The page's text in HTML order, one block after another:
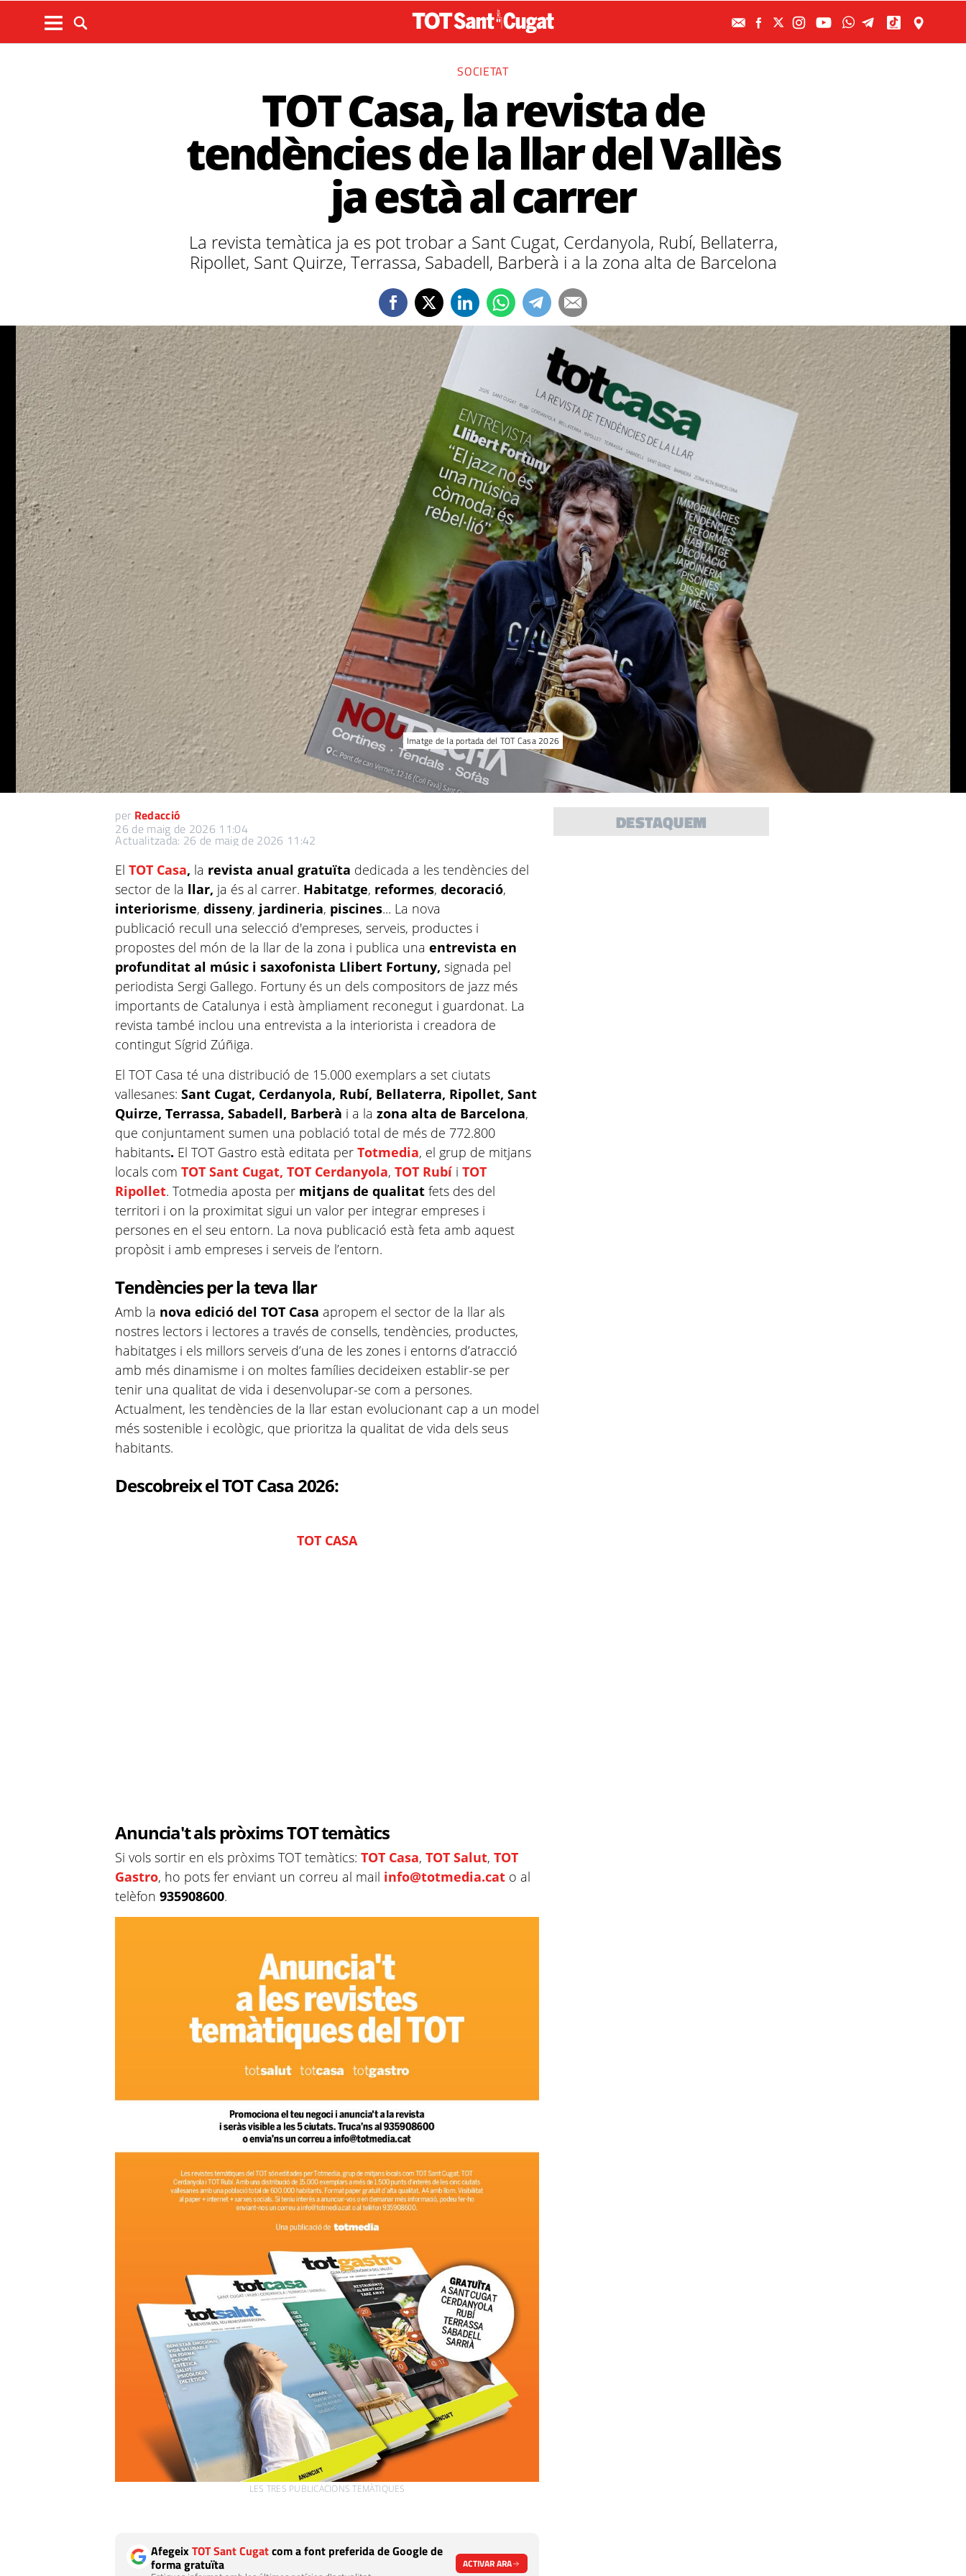
SOCIETAT
TOT Casa, la revista de
tendències de la llar del Vallès
ja està al carrer
La revista temàtica ja es pot trobar a Sant Cugat, Cerdanyola, Rubí, Bellaterra,
Ripollet, Sant Quirze, Terrassa, Sabadell, Barberà i a la zona alta de Barcelona
Imatge de la portada del TOT Casa 2026
per Redacció
26 de maig de 2026 11:04
Actualitzada: 26 de maig de 2026 11:42
ElTOT Casa, la revista anual gratuïta dedicada a les tendències del
sector de la llar, ja és al carrer. Habitatge, reformes,decoració,
interiorisme,disseny, jardineria, piscines... La nova
publicació recull una selecció d'empreses, serveis, productes i
propostes del món de la llar de la zona i publica unaentrevista en
profunditat al músic i saxofonista Llibert Fortuny,signada pel
periodista Sergi Gallego. Fortuny és un dels compositors de jazz més
importants de Catalunya i està àmpliament reconegut i guardonat. La
revista també inclou una entrevista a la interiorista i creadora de
contingut Sígrid Zúñiga.
El TOT Casa té una distribució de 15.000 exemplars a set ciutats
vallesanes: Sant Cugat, Cerdanyola, Rubí, Bellaterra, Ripollet, Sant
Quirze, Terrassa, Sabadell, Barberà i a lazona alta de Barcelona,
que conjuntament sumen una població total de més de 772.800
habitants. El TOT Gastro està editata perTotmedia, el grup de mitjans
locals comTOT Sant Cugat, TOT Cerdanyola,TOT RubíiTOT
Ripollet. Totmedia aposta per mitjans de qualitatfets des del
territori i on la proximitat sigui un valor per integrar empreses i
persones en el seu entorn. La nova publicació està feta amb aquest
propòsit i amb empreses i serveis de l’entorn.
Tendències per la teva llar
Amb la nova edició del TOT Casa apropem el sector de la llar als
nostres lectors i lectores a través de consells, tendències, productes,
habitatges i els millors serveis d’una de les zones i entorns d’atracció
amb més dinamisme i on moltes famílies decideixen establir-se per
tenir una qualitat de vida i desenvolupar-se com a persones.
Actualment, les tendències de la llar estan evolucionant cap a un model
més sostenible i ecològic, que prioritza la qualitat de vida dels seus
habitants.
Descobreix el TOT Casa 2026:
TOT CASA
Anuncia't als pròxims TOT temàtics
Si vols sortir en els pròxims TOT temàtics:TOT Casa,TOT Salut,TOT
Gastro, ho pots fer enviant un correu al mail info@totmedia.cat o al
telèfon935908600.
LES TRES PUBLICACIONS TEMÀTIQUES
AfegeixTOT Sant Cugatcom a font preferida de Google de
forma gratuïta ACTIVAR ARA
DESTAQUEM